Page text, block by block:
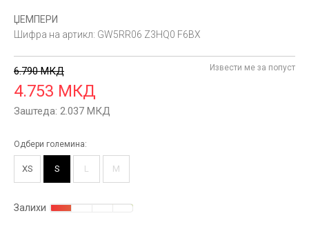
ЏЕМПЕРИ
Шифра на артикл: GW5RR06 Z3HQ0 F6BX
6.790 МКД
4.753 МКД
Заштеда: 2.037 МКД
Извести ме за попуст
Одбери големина:
XS S L M
Залихи